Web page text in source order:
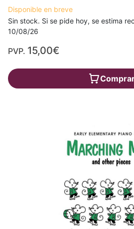
Disponible en breve
Sin stock. Si se pide hoy, se estima
10/08/26
PVP. 15,00€